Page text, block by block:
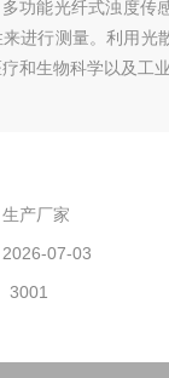
多功能光纤式浊度传
进行测量。利用光
和生物科学以及工
生产厂家
2026-07-03
3001